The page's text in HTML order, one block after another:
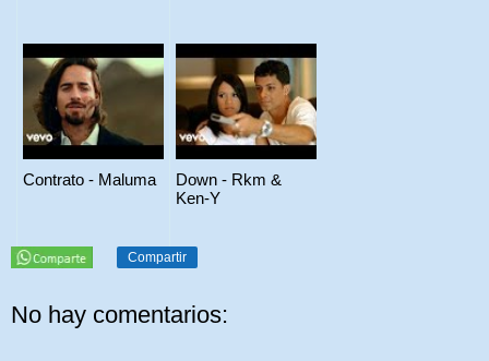
Contrato - Maluma
Down - Rkm &
Ken-Y
Compartir
No hay comentarios: